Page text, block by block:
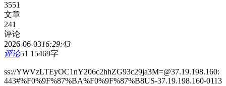
3551
文章
241
评论
2026-06-0316:29:43
评论51 15469字
ss://YWVzLTEyOC1nY206c2hhZG93c29ja3M=@37.19.198.160:
443#%F0%9F%87%BA%F0%9F%87%B8US-37.19.198.160-0113